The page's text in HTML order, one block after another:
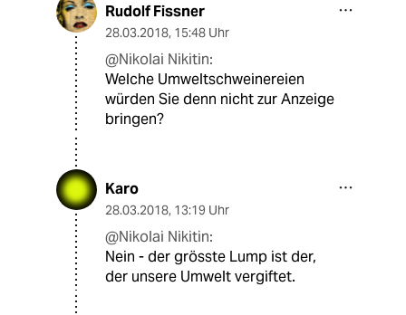
Rudolf Fissner
28.03.2018, 15:48 Uhr
@Nikolai Nikitin:
Welche Umweltschweinereien
würden Sie denn nicht zur Anzeige
bringen?
Karo
28.03.2018, 13:19 Uhr
@Nikolai Nikitin:
Nein - der grösste Lump ist der,
der unsere Umwelt vergiftet.